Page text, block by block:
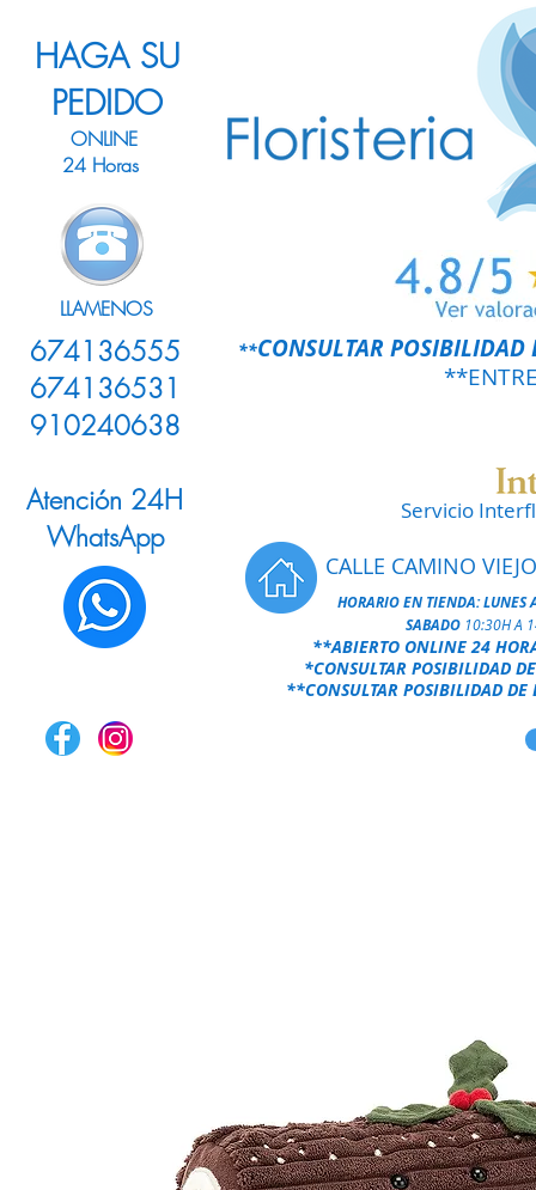
HAGA SU
PEDIDO
ONLINE
24 Horas
LLAMENOS
674136555
674136531
910240638
Atención 24H
WhatsApp
**CONSULTAR POSIBILIDAD
Servicio
CALLE CAMINO
HORARIO EN TIENDA:LUNES
SABADO 10:30H A
**ABIERTO ONLINE 24
*CONSULTAR POSIBILIDAD
**CONSULTAR POSIBILIDAD DE